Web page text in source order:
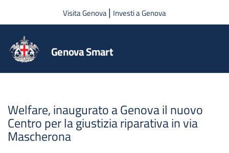
Salta al contenuto principale
Visita Genova| Investi a Genova
Genova Smart
Welfare, inaugurato a Genova il nuovo
Centro per la giustizia riparativa in via
Mascherona